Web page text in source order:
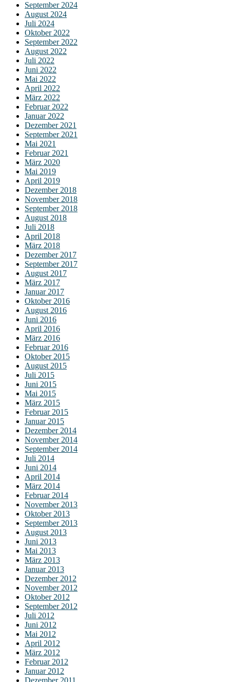
September 2024
August 2024
Juli 2024
Oktober 2022
September 2022
August 2022
Juli 2022
Juni 2022
Mai 2022
April 2022
März 2022
Februar 2022
Januar 2022
Dezember 2021
September 2021
Mai 2021
Februar 2021
März 2020
Mai 2019
April 2019
Dezember 2018
November 2018
September 2018
August 2018
Juli 2018
April 2018
März 2018
Dezember 2017
September 2017
August 2017
März 2017
Januar 2017
Oktober 2016
August 2016
Juni 2016
April 2016
März 2016
Februar 2016
Oktober 2015
August 2015
Juli 2015
Juni 2015
Mai 2015
März 2015
Februar 2015
Januar 2015
Dezember 2014
November 2014
September 2014
Juli 2014
Juni 2014
April 2014
März 2014
Februar 2014
November 2013
Oktober 2013
September 2013
August 2013
Juni 2013
Mai 2013
März 2013
Januar 2013
Dezember 2012
November 2012
Oktober 2012
September 2012
Juli 2012
Juni 2012
Mai 2012
April 2012
März 2012
Februar 2012
Januar 2012